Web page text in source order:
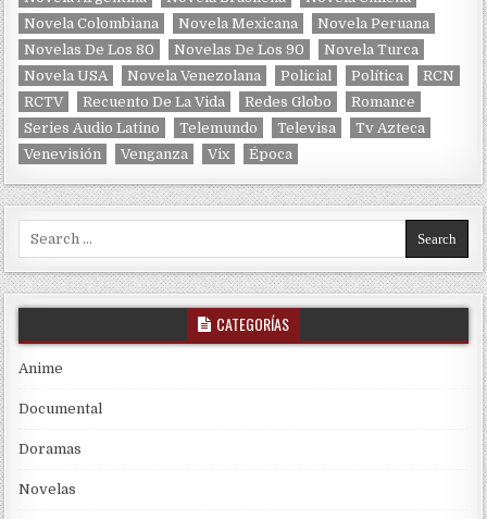
Novela Colombiana
Novela Mexicana
Novela Peruana
Novelas De Los 80
Novelas De Los 90
Novela Turca
Novela USA
Novela Venezolana Policial Política
RCN
RCTV
Recuento De La Vida Redes Globo
Romance
Series Audio Latino
Telemundo Televisa
Tv Azteca
Venevisión
Venganza Vix Época
CATEGORÍAS
Anime
Documental
Doramas
Novelas